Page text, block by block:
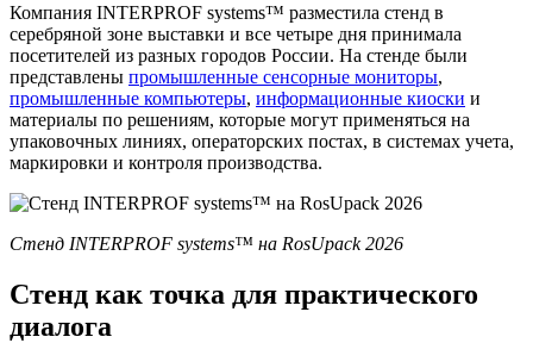
Компания INTERPROF systems™ разместила стенд в
серебряной зоне выставки и все четыре дня принимала
посетителей из разных городов России. На стенде были
представлены промышленные сенсорные мониторы,
промышленные компьютеры, информационные киоски и
материалы по решениям, которые могут применяться на
упаковочных линиях, операторских постах, в системах учета,
маркировки и контроля производства.
Стенд INTERPROF systems™ на RosUpack 2026
Стенд как точка для практического
диалога